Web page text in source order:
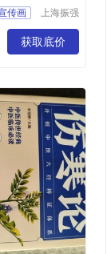
传画
上海振强
有限公司
获取底价